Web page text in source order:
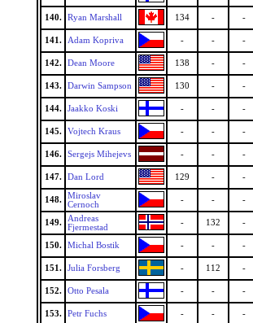
140. Ryan Marshall 134 - -
141. Adam Kopriva - - -
142. Dean Moore 138 - -
143. Darwin Sampson 130 - -
144. Jaakko Koski - - -
145. Vojtech Kraus - - -
146. Sergejs Mihejevs - - -
147. Dan Lord 129 - -
148.
Miroslav
Cernoch
- - -
149.
Andreas
Fjermestad
- 132 -
150. Michal Bostik - - -
151. Julia Forsberg - 112 -
152. Otto Pesala - - -
153. Petr Fuchs - - -